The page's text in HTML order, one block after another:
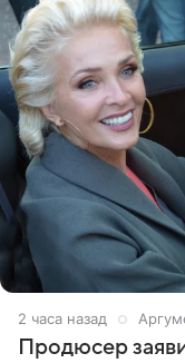
2 часа назад
Продюсер